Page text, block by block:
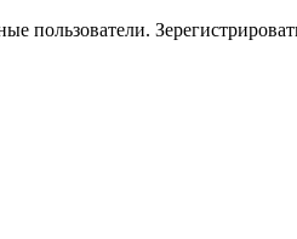
пользователи.